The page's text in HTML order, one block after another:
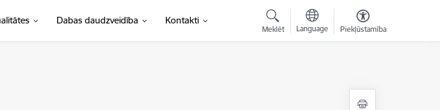
Dabas daudzveidība Kontakti
Meklēt Language Piekļūstamība